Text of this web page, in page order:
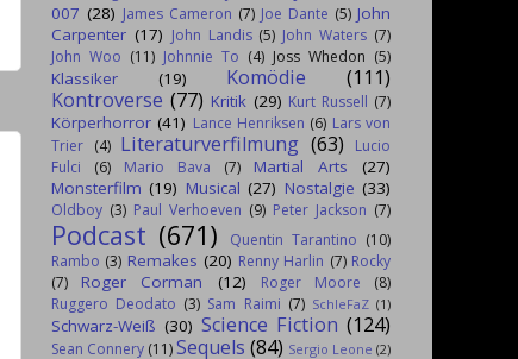
007 (28) James Cameron (7) Joe Dante (5) John
Carpenter (17) John Landis (5) John Waters (7)
John Woo (11) Johnnie To (4) Joss Whedon (5)
Klassiker (19) Komödie
(111)
Kontroverse (77) Kritik (29) Kurt Russell (7)
Körperhorror (41) Lance Henriksen (6) Lars von
Trier (4) Literaturverfilmung (63)
Lucio
Fulci
(6) Mario Bava (7) Martial Arts
(27)
Monsterfilm (19) Musical (27) Nostalgie (33)
Oldboy (3) Paul Verhoeven (9) Peter Jackson (7)
Podcast (671) Quentin Tarantino (10)
Rambo (3) Remakes (20) Renny Harlin (7) Rocky
(7)
Roger Corman (12) Roger Moore
(8)
Ruggero Deodato (3) Sam Raimi (7) SchleFaZ (1)
Schwarz-Weiß (30) Science Fiction (124)
Sean Connery (11)Sequels (84) Sergio Leone (2)